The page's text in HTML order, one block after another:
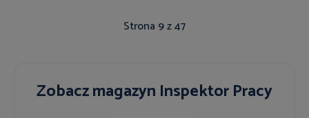
Strona 9 z 47
Zobacz magazyn Inspektor Pracy